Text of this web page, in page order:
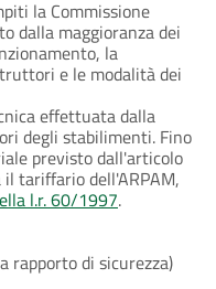
la Commissione
dalla maggioranza dei
la
e le modalità dei
effettuata dalla
degli stabilimenti. Fino
previsto dall'articolo
tariffario dell'ARPAM,
l.r. 60/1997.
rapporto di sicurezza)